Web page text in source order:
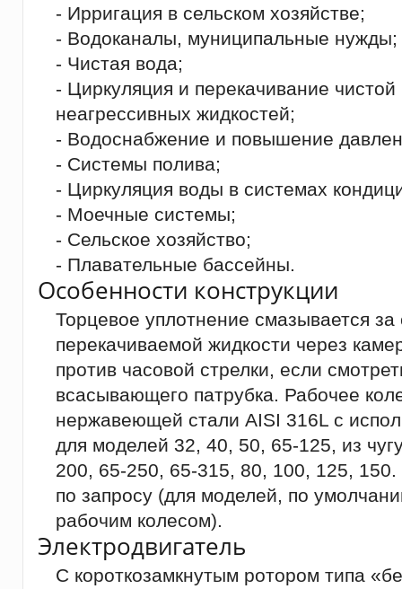
- Ирригация в сельском хозяйстве;
- Водоканалы, муниципальные нужды;
- Чистая вода;
- Циркуляция и перекачивание
неагрессивных жидкостей;
- Водоснабжение и повышение
- Системы полива;
- Циркуляция воды в системах
- Моечные системы;
- Сельское хозяйство;
- Плавательные бассейны.
Особенности конструкции
Торцевое уплотнение смазывается за
перекачиваемой жидкости через
против часовой стрелки, если
всасывающего патрубка. Рабочее
нержавеющей стали AISI 316L с
для моделей 32, 40, 50, 65-125, из
200, 65-250, 65-315, 80, 100, 125,
по запросу (для моделей, по
рабочим колесом).
Электродвигатель
С короткозамкнутым ротором типа